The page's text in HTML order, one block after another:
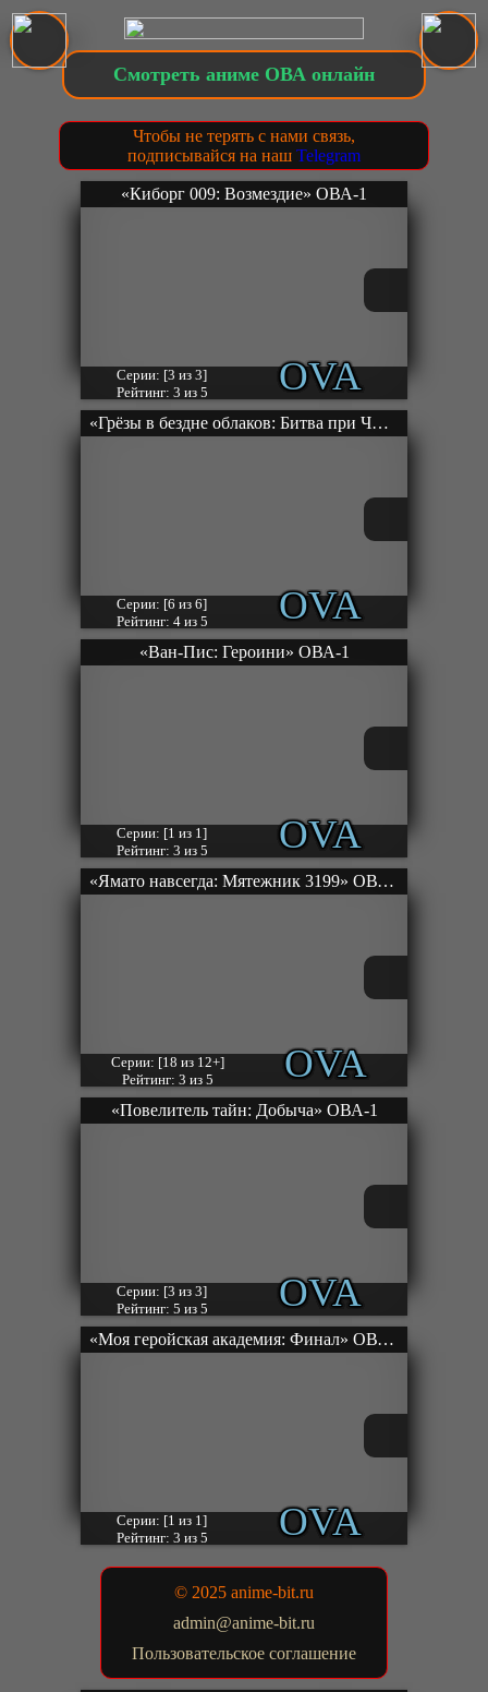
Смотреть аниме ОВА онлайн
Чтобы не терять с нами связь,
подписывайся на наш Telegram
Серии: [3 из 3]
Рейтинг: 3 из 5
OVA
«Киборг 009: Возмездие» ОВА-1
Серии: [6 из 6]
Рейтинг: 4 из 5
OVA
«Грёзы в бездне облаков: Битва при Чжумине» ОВА-1
Серии: [1 из 1]
Рейтинг: 3 из 5
OVA
«Ван-Пис: Героини» ОВА-1
Серии: [18 из 12+]
Рейтинг: 3 из 5
OVA
«Ямато навсегда: Мятежник 3199» ОВА-3
Серии: [3 из 3]
Рейтинг: 5 из 5
OVA
«Повелитель тайн: Добыча» ОВА-1
Серии: [1 из 1]
Рейтинг: 3 из 5
OVA
«Моя геройская академия: Финал» ОВА-1
© 2025 anime-bit.ru
admin@anime-bit.ru
Пользовательское соглашение